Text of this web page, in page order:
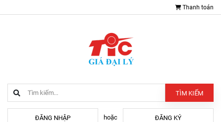
Thanh toán
TÌM KIẾM
ĐĂNG NHẬP hoặc ĐĂNG KÝ